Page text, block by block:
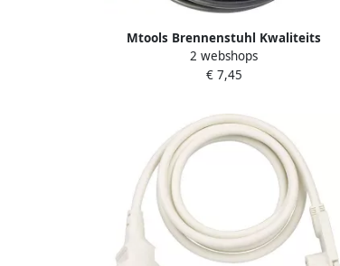
Mtools Brennenstuhl Kwaliteits
kunststof verlengsnoer 3m zwart
H05VV-F 3G1 5 |
2 webshops
€ 7,45